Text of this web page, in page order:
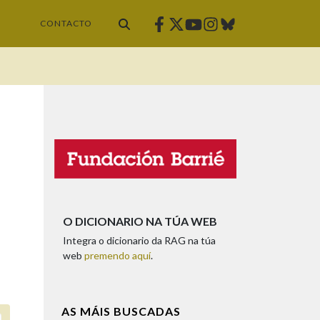
CONTACTO Facebook
Twitter
Youtube
Instagram
Bluesky
O DICIONARIO NA TÚA WEB
Integra o dicionario da RAG na túa
web premendo aquí.
AS MÁIS BUSCADAS